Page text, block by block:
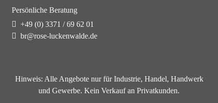
Persönliche Beratung
+49 (0) 3371 / 69 62 01
br@rose-luckenwalde.de
Hinweis: Alle Angebote nur für Industrie, Handel, Handwerk
und Gewerbe. Kein Verkauf an Privatkunden.